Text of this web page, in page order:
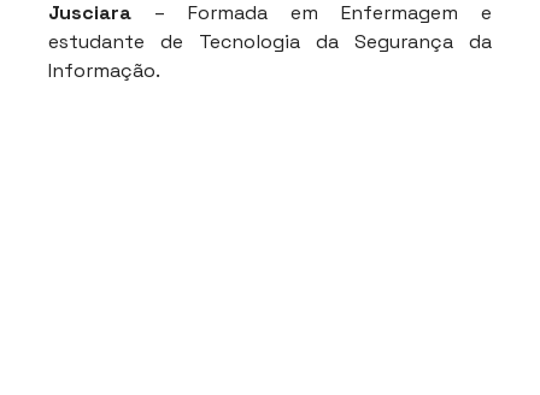
Jusciara – Formada em Enfermagem e
estudante de Tecnologia da Segurança da
Informação.